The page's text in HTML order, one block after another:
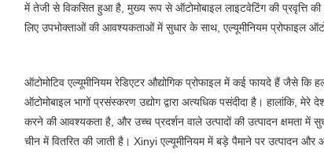
में तेजी से विकसित हुआ है, मुख्य रूप से ऑटोमोबाइल लाइटवेटिंग की प्रवृत्ति की
लिए उपभोक्ताओं की आवश्यकताओं में सुधार के साथ, एल्यूमीनियम प्रोफाइल
ऑटोमोटिव एल्यूमीनियम रेडिएटर औद्योगिक प्रोफाइल में कई फायदे हैं जैसे
ऑटोमोबाइल भागों प्रसंस्करण उद्योग द्वारा अत्यधिक पसंदीदा है। हालांकि,
करने की आवश्यकता है, और उच्च प्रदर्शन वाले उत्पादों की उत्पादन क्षमता
चीन में वितरित की जाती है। Xinyi एल्यूमीनियम में बड़े पैमाने पर उत्पादन और